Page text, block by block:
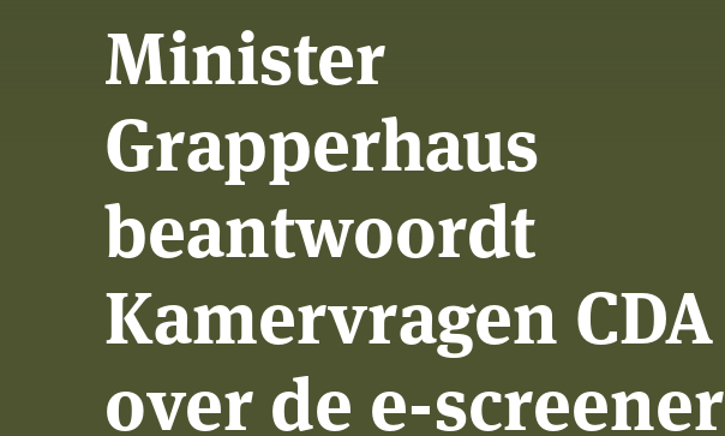
Minister
Grapperhaus
beantwoordt
Kamervragen CDA
over de e-screener